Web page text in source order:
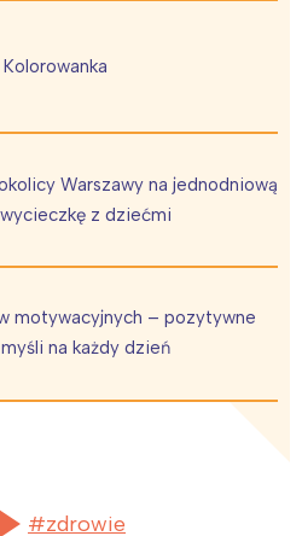
Kolorowanka
Warszawy na jednodniową
wycieczkę z dziećmi
motywacyjnych – pozytywne
myśli na każdy dzień
zdrowie